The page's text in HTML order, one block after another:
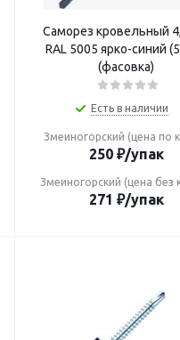
Саморез кровельный 4,8*70
RAL 5005 ярко-синий
(фасовка)
Есть в наличии
Змеиногорский (цена по
250₽/упак
Змеиногорский (цена без
271 ₽/упак